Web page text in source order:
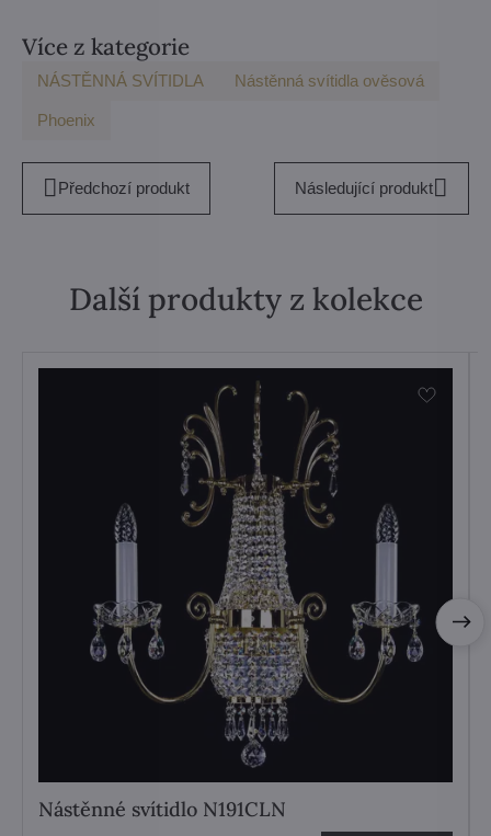
Více z kategorie
NÁSTĚNNÁ SVÍTIDLA Nástěnná svítidla ověsová
Phoenix
Předchozí produkt Následující produkt
Další produkty z kolekce
Nástěnné svítidlo N191CLN